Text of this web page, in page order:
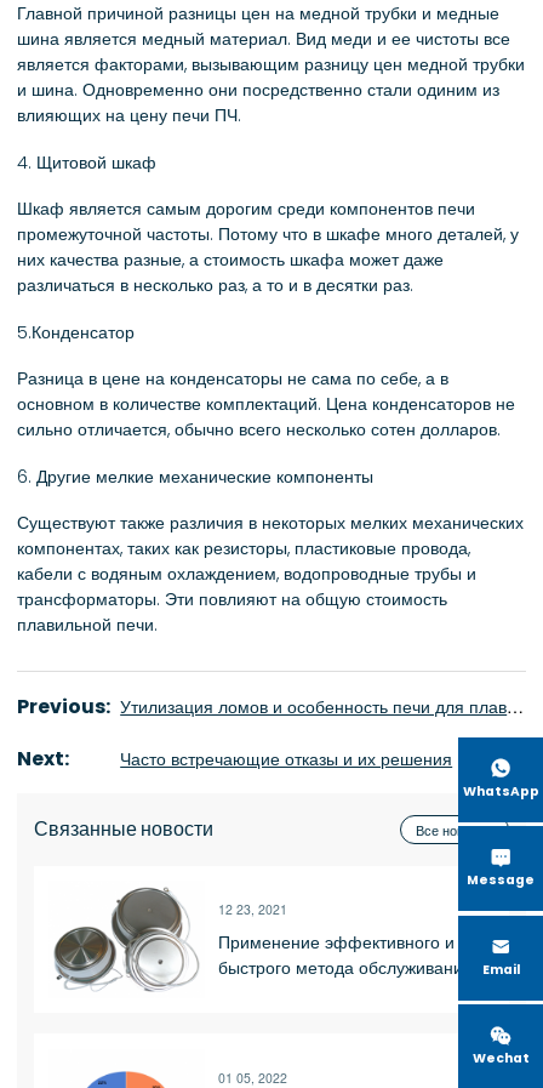

WhatsApp

Message

Email

Wechat
Главной причиной разницы цен на медной трубки и медные
шина является медный материал. Вид меди и ее чистоты все
является факторами, вызывающим разницу цен медной трубки
и шина. Одновременно они посредственно стали одиним из
влияющих на цену печи ПЧ.
4. Щитовой шкаф
Шкаф является самым дорогим среди компонентов печи
промежуточной частоты. Потому что в шкафе много деталей, у
них качества разные, а стоимость шкафа может даже
различаться в несколько раз, а то и в десятки раз.
5.Конденсатор
Разница в цене на конденсаторы не сама по себе, а в
основном в количестве комплектаций. Цена конденсаторов не
сильно отличается, обычно всего несколько сотен долларов.
6. Другие мелкие механические компоненты
Существуют также различия в некоторых мелких механических
компонентах, таких как резисторы, пластиковые провода,
кабели с водяным охлаждением, водопроводные трубы и
трансформаторы. Эти повлияют на общую стоимость
плавильной печи.
Previous: Утилизация ломов и особенность печи для плавки алюминии
Next: Часто встречающие отказы и их решения
Связанные новости Все новости
12 23, 2021
Применение эффективного и
быстрого метода обслуживания
01 05, 2022